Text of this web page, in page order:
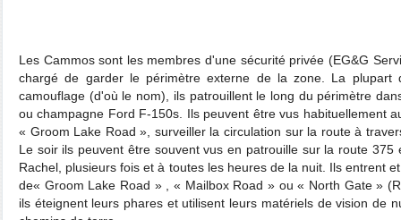
Les Cammos sont les membres d'une sécurité privée (EG&G
chargé de garder le périmètre externe de la zone. La plupart
camouflage (d'où le nom), ils patrouillent le long du périmètre
ou champagne Ford F-150s. Ils peuvent être vus habituellement
« Groom Lake Road », surveiller la circulation sur la route à
Le soir ils peuvent être souvent vus en patrouille sur la route
Rachel, plusieurs fois et à toutes les heures de la nuit. Ils entrent
de« Groom Lake Road » , « Mailbox Road » ou « North Gate »
ils éteignent leurs phares et utilisent leurs matériels de vision de